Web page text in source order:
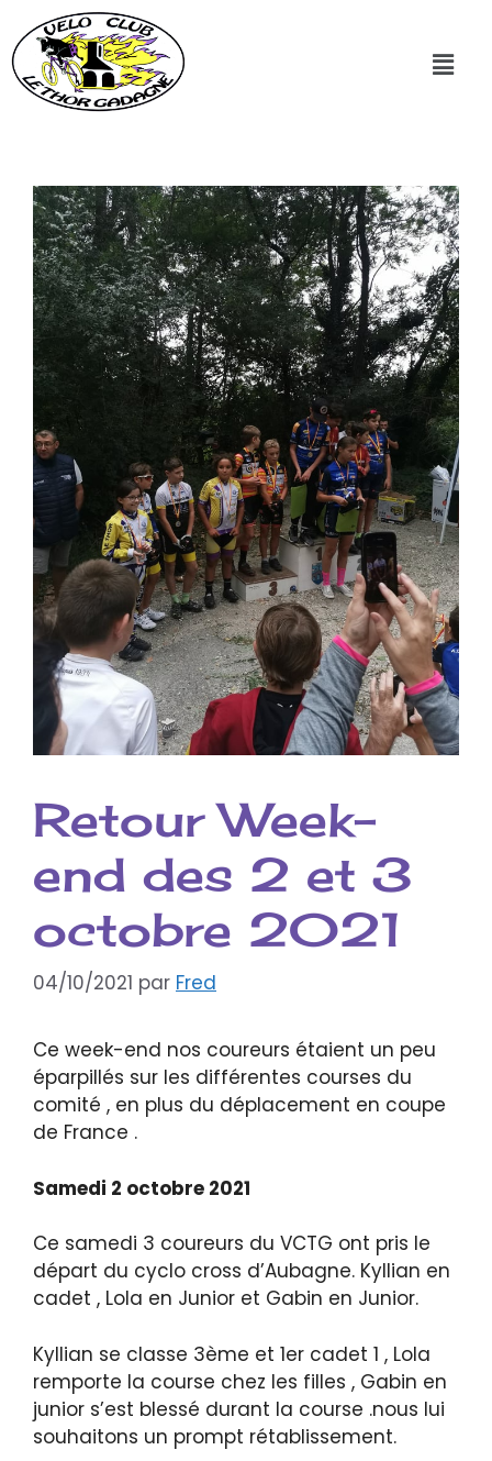
Retour Week-
end des 2 et 3
octobre 2021
04/10/2021 par Fred
Ce week-end nos coureurs étaient un peu
éparpillés sur les différentes courses du
comité , en plus du déplacement en coupe
de France .
Samedi 2 octobre 2021
Ce samedi 3 coureurs du VCTG ont pris le
départ du cyclo cross d’Aubagne. Kyllian en
cadet , Lola en Junior et Gabin en Junior.
Kyllian se classe 3ème et 1er cadet 1 , Lola
remporte la course chez les filles , Gabin en
junior s’est blessé durant la course .nous lui
souhaitons un prompt rétablissement.